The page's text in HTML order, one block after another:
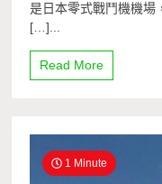
是日本零式戰鬥機機場
[…]...
Read More
1 Minute